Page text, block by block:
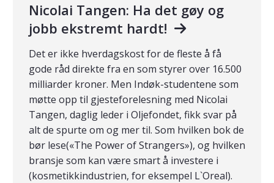
Nicolai Tangen: Ha det gøy og
jobb ekstremt hardt!
Det er ikke hverdagskost for de fleste å få
gode råd direkte fra en som styrer over 16.500
milliarder kroner. Men Indøk-studentene som
møtte opp til gjesteforelesning med Nicolai
Tangen, daglig leder i Oljefondet, fikk svar på
alt de spurte om og mer til. Som hvilken bok de
bør lese(«The Power of Strangers»), og hvilken
bransje som kan være smart å investere i
(kosmetikkindustrien, for eksempel L`Oreal).